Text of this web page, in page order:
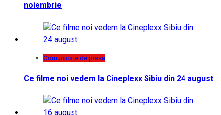
noiembrie
Comunicate de presa
Ce filme noi vedem la Cineplexx Sibiu din 24 august